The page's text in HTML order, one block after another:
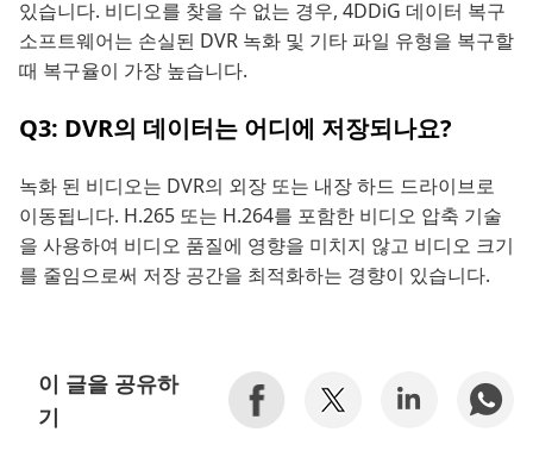
있습니다. 비디오를 찾을 수 없는 경우, 4DDiG 데이터 복구
소프트웨어는 손실된 DVR 녹화 및 기타 파일 유형을 복구할
때 복구율이 가장 높습니다.
Q3: DVR의 데이터는 어디에 저장되나요?
녹화 된 비디오는 DVR의 외장 또는 내장 하드 드라이브로
이동됩니다. H.265 또는 H.264를 포함한 비디오 압축 기술
을 사용하여 비디오 품질에 영향을 미치지 않고 비디오 크기
를 줄임으로써 저장 공간을 최적화하는 경향이 있습니다.
이 글을 공유하
기